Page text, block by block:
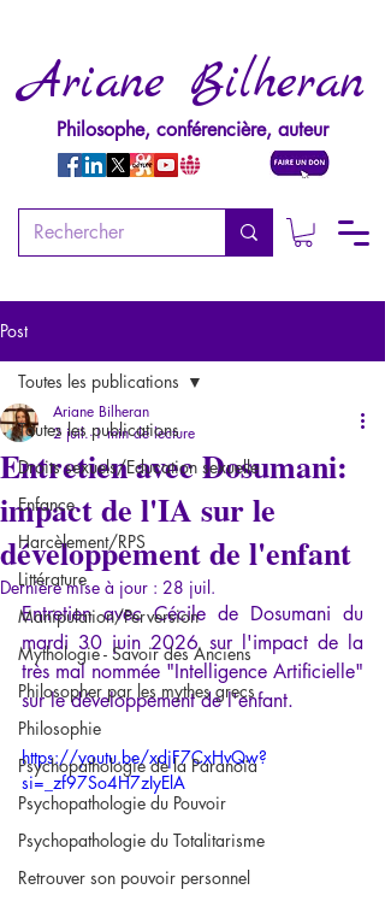
Ariane Bilheran
Philosophe, conférencière, auteur
Post
Toutes les publications
Droits sexuels/Education sexuelle
Enfance
Harcèlement/RPS
Littérature
Manipulation/Perversion
Mythologie - Savoir des Anciens
Philosopher par les mythes grecs
Philosophie
Psychopathologie de la Paranoïa
Psychopathologie du Pouvoir
Psychopathologie du Totalitarisme
Retrouver son pouvoir personnel
Toutes les publications
Entretien avec Dosumani:
impact de l'IA sur le
développement de l'enfant
Ariane Bilheran
2 juil. 1 min de lecture
Dernière mise à jour : 28 juil.
Entretien avec Cécile de Dosumani du
mardi 30 juin 2026 sur l'impact de la
très mal nommée "Intelligence Artificielle"
sur le développement de l'enfant.
https://youtu.be/xdjF7CxHvQw?
si=_zf97So4H7zIyElA